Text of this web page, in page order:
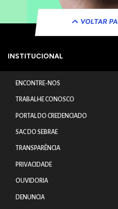
VOLTAR
INSTITUCIONAL
ENCONTRE-NOS
TRABALHE CONOSCO
PORTAL DO CREDENCIADO
SAC DO SEBRAE
TRANSPARÊNCIA
PRIVACIDADE
OUVIDORIA
DENUNCIA